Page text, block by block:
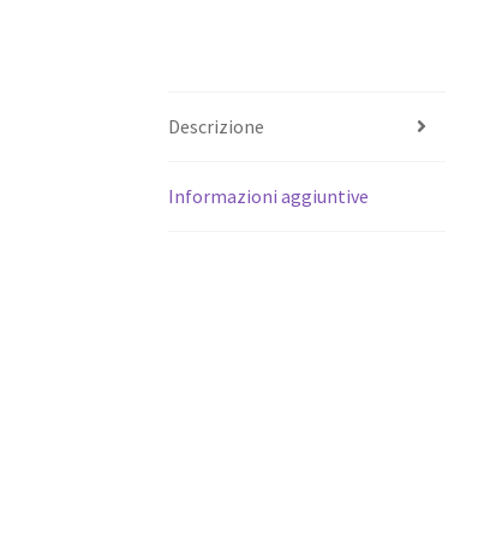
Descrizione
Informazioni aggiuntive